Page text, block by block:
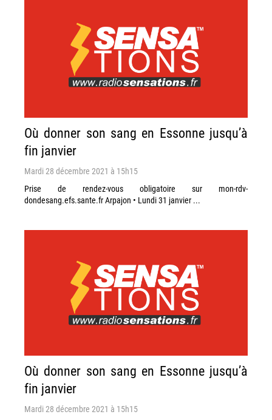
Où donner son sang en Essonne jusqu’à
fin janvier
Mardi 28 décembre 2021 à 15h15
Prise de rendez-vous obligatoire sur mon-rdv-
dondesang.efs.sante.fr Arpajon • Lundi 31 janvier ...
Où donner son sang en Essonne jusqu’à
fin janvier
Mardi 28 décembre 2021 à 15h15